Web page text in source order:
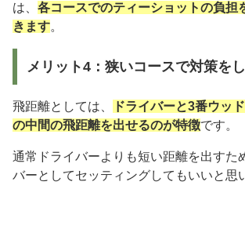
は、 各コースでのティーショットの負担
きます。
メリット4：狭いコースで対策を
飛距離としては、
ドライバーと3番ウッ
の中間の飛距離を出せるのが特徴です。
通常ドライバーよりも短い距離を出すた
バーとしてセッティングしてもいいと思